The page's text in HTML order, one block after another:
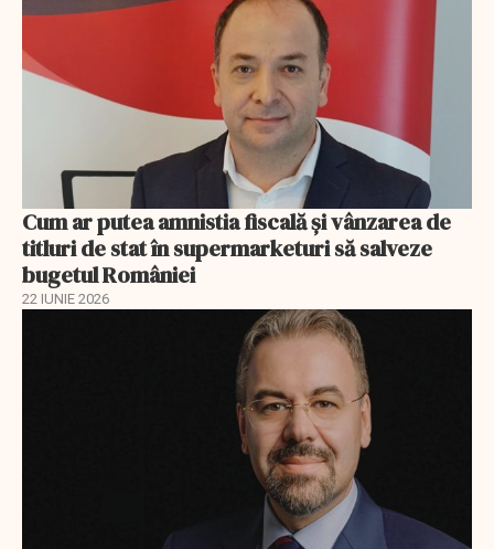
Cum ar putea amnistia fiscală și vânzarea de
titluri de stat în supermarketuri să salveze
bugetul României
22 IUNIE 2026